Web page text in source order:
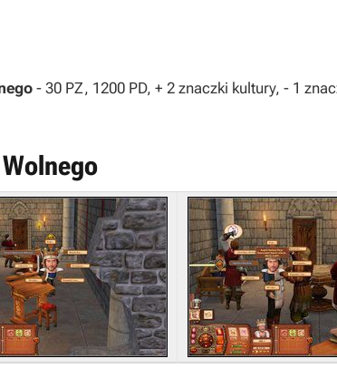
- 30 PZ, 1200 PD, + 2 znaczki kultury, - 1